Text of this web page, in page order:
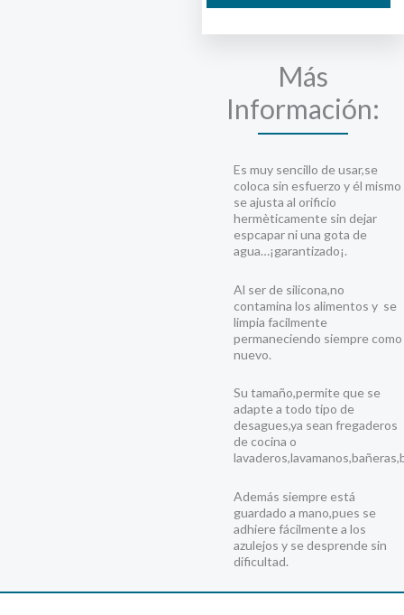
Más
Información:
Es muy sencillo de usar,se
coloca sin esfuerzo y él mismo
se ajusta al orificio
hermèticamente sin dejar
espcapar ni una gota de
agua…¡garantizado¡.
Al ser de silicona,no
contamina los alimentos y se
limpia facilmente
permaneciendo siempre como
nuevo.
Su tamaño,permite que se
adapte a todo tipo de
desagues,ya sean fregaderos
de cocina o
Además siempre está
guardado a mano,pues se
adhiere fácilmente a los
azulejos y se desprende sin
dificultad.